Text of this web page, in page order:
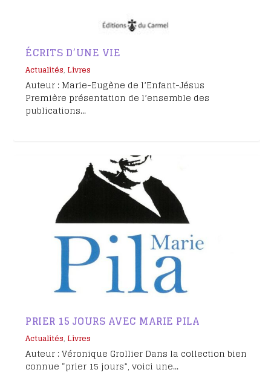
ÉCRITS D’UNE VIE
Actualités, Livres
Auteur : Marie-Eugène de l’Enfant-Jésus
Première présentation de l’ensemble des
publications...
PRIER 15 JOURS AVEC MARIE PILA
Actualités, Livres
Auteur : Véronique Grollier Dans la collection bien
connue “prier 15 jours”, voici une...